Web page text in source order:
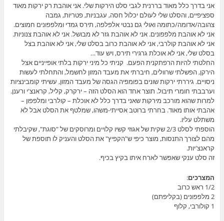
אני בדרך כלל מאוד בררנית לגבי סלט הירקות שלי. אני אוהבת רק ירקות מאוד
ספציפיים, והסלט שלי לעולם יכלול חסה, עגבניות, פטריות, גמבה
צהובה/אדומה/כתומה ואולי גם נבטי אלפלפה, תירס גמדי ומלפפונים חמוצים.
אני לא אוהבת מלפפונים. אני לא אוהבת גזר לא מבושל. אני לא אוהבת צנוניות.
אני לא אוהבת קולרבי, אני לא אוהבת כרוב בסלט שלי, אני לא אוהבת בצל
בסלט שלי, אני לא אוכלת גרגירי תירס, ויש עוד…
החלטתי להיות הרפתקנית הפעם. קניתי כל מיני ירקות בלתי אופייניים אצל
הירקן, הפשלתי שרוולים, חיברתי את מעבד המזון לחשמל, והתחלתי לעשות
ניסויים. גיררתי ירקות שונים בפומפיה הגסה של מעבד המזון, עשיתי קומבינציות
וערבבתי חומרי תיבול. תוצר אחד הוא הסלט הזה – ירקרק, קליל, קראנצ'י ורענן.
למרות שהוא מורכב מירקות שאני בדרך כלל לא אוכלת – קולרבי ומלפפון –
אהבתי אותו מאוד. בחרתי ברוטב אסייתי-משהו, שמלטף את הסלט אבל לא
משתלט עליו.
הוספתי לסלט 2/3 שקית של אגוזי קשיו קלויים ומרוסקים של "סוגת", שקיבלתי
מהם לצורך התנסות, מוצר כיפי ש"הקפיץ" את הסלט והעניק לו תוספת של
קראנצ'יות.
זה סלט ענקי שאפשר לארח איתו בקיץ בכיף.
המצרכים:
1/2 ראש כרוב
2 מלפפונים (בקליפתם)
1 קולורבי, קלוף